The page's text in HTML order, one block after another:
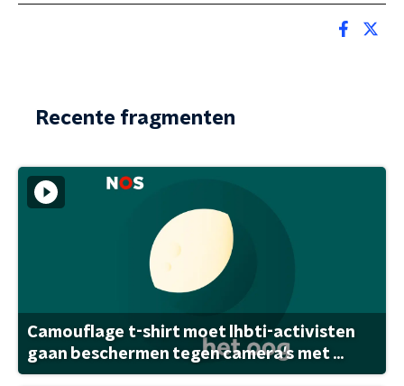
Recente fragmenten
Camouflage t-shirt moet lhbti-activisten
gaan beschermen tegen camera's met ...